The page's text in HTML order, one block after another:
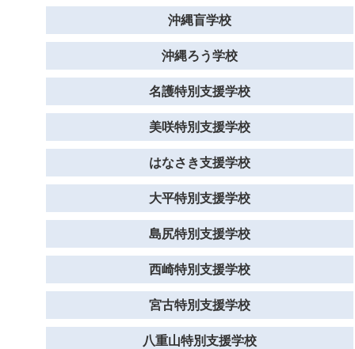
沖縄盲学校
沖縄ろう学校
名護特別支援学校
美咲特別支援学校
はなさき支援学校
大平特別支援学校
島尻特別支援学校
西崎特別支援学校
宮古特別支援学校
八重山特別支援学校